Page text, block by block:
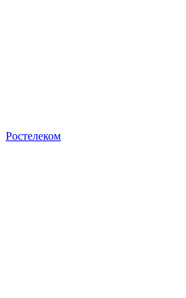
Ростелеком